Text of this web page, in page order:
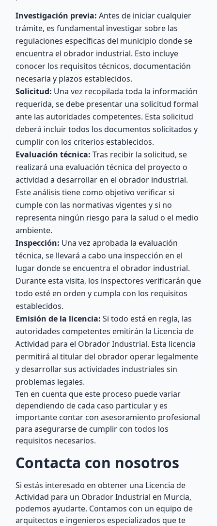
Investigación previa: Antes de iniciar cualquier
trámite, es fundamental investigar sobre las
regulaciones específicas del municipio donde se
encuentra el obrador industrial. Esto incluye
conocer los requisitos técnicos, documentación
necesaria y plazos establecidos.
Solicitud: Una vez recopilada toda la información
requerida, se debe presentar una solicitud formal
ante las autoridades competentes. Esta solicitud
deberá incluir todos los documentos solicitados y
cumplir con los criterios establecidos.
Evaluación técnica: Tras recibir la solicitud, se
realizará una evaluación técnica del proyecto o
actividad a desarrollar en el obrador industrial.
Este análisis tiene como objetivo verificar si
cumple con las normativas vigentes y si no
representa ningún riesgo para la salud o el medio
ambiente.
Inspección: Una vez aprobada la evaluación
técnica, se llevará a cabo una inspección en el
lugar donde se encuentra el obrador industrial.
Durante esta visita, los inspectores verificarán que
todo esté en orden y cumpla con los requisitos
establecidos.
Emisión de la licencia: Si todo está en regla, las
autoridades competentes emitirán la Licencia de
Actividad para el Obrador Industrial. Esta licencia
permitirá al titular del obrador operar legalmente
y desarrollar sus actividades industriales sin
problemas legales.
Ten en cuenta que este proceso puede variar
dependiendo de cada caso particular y es
importante contar con asesoramiento profesional
para asegurarse de cumplir con todos los
requisitos necesarios.
Contacta con nosotros
Si estás interesado en obtener una Licencia de
Actividad para un Obrador Industrial en Murcia,
podemos ayudarte. Contamos con un equipo de
arquitectos e ingenieros especializados que te